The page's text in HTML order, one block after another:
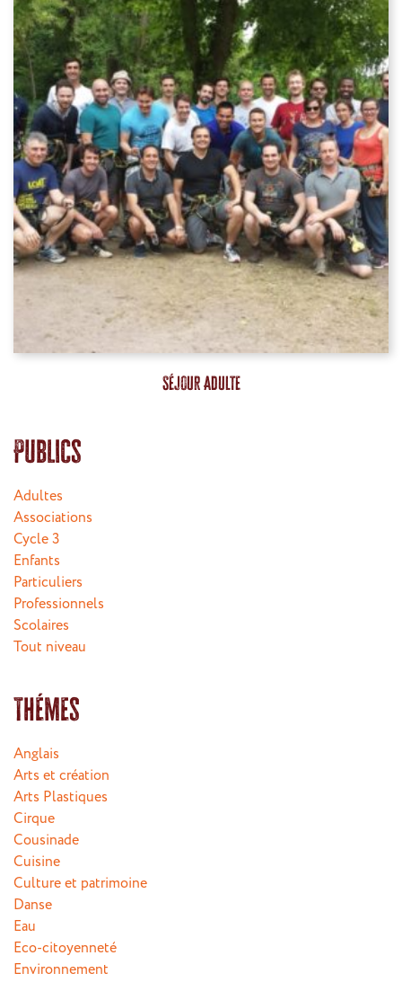
Séjour Adulte
Publics
Adultes
Associations
Cycle 3
Enfants
Particuliers
Professionnels
Scolaires
Tout niveau
Thémes
Anglais
Arts et création
Arts Plastiques
Cirque
Cousinade
Cuisine
Culture et patrimoine
Danse
Eau
Eco-citoyenneté
Environnement